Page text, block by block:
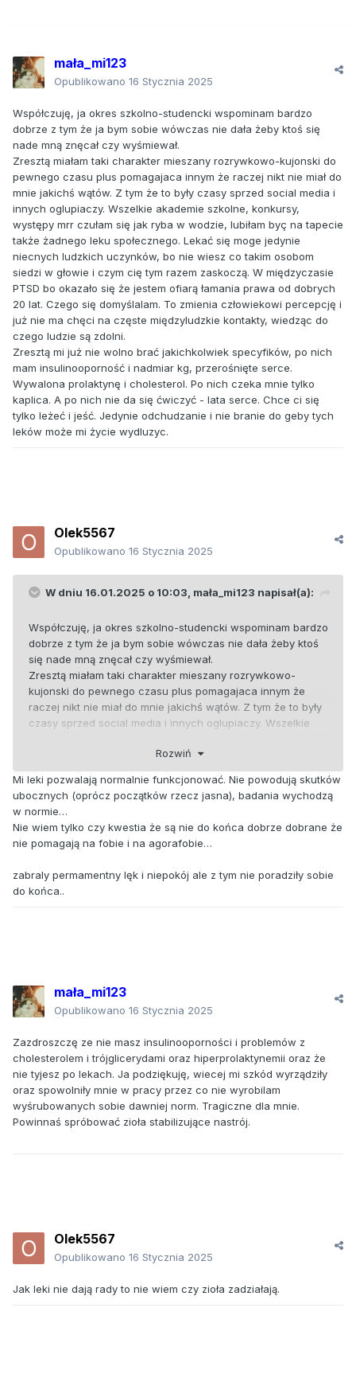
mała_mi123
Opublikowano 16 Stycznia 2025
Współczuję, ja okres szkolno-studencki wspominam bardzo
dobrze z tym że ja bym sobie wówczas nie dała żeby ktoś się
nade mną znęcał czy wyśmiewał.
Zresztą miałam taki charakter mieszany rozrywkowo-kujonski do
pewnego czasu plus pomagajaca innym że raczej nikt nie miał do
mnie jakichś wątów. Z tym że to były czasy sprzed social media i
innych oglupiaczy. Wszelkie akademie szkolne, konkursy,
występy mrr czułam się jak ryba w wodzie, lubiłam byç na tapecie
także żadnego leku społecznego. Lekać się moge jedynie
niecnych ludzkich uczynków, bo nie wiesz co takim osobom
siedzi w głowie i czym cię tym razem zaskoczą. W międzyczasie
PTSD bo okazało się że jestem ofiarą łamania prawa od dobrych
20 lat. Czego się domyślalam. To zmienia człowiekowi percepcję i
już nie ma chęci na częste międzyludzkie kontakty, wiedząc do
czego ludzie są zdolni.
Zresztą mi już nie wolno brać jakichkolwiek specyfików, po nich
mam insulinooporność i nadmiar kg, przerośnięte serce.
Wywalona prolaktynę i cholesterol. Po nich czeka mnie tylko
kaplica. A po nich nie da się ćwiczyć - lata serce. Chce ci się
tylko leżeć i jeść. Jedynie odchudzanie i nie branie do geby tych
leków może mi życie wydluzyc.
Olek5567
Opublikowano 16 Stycznia 2025
W dniu 16.01.2025 o 10:03, mała_mi123 napisał(a):
Współczuję, ja okres szkolno-studencki wspominam bardzo
dobrze z tym że ja bym sobie wówczas nie dała żeby ktoś
się nade mną znęcał czy wyśmiewał.
Zresztą miałam taki charakter mieszany rozrywkowo-
kujonski do pewnego czasu plus pomagajaca innym że
raczej nikt nie miał do mnie jakichś wątów. Z tym że to były
czasy sprzed social media i innych oglupiaczy. Wszelkie
ryba w wodzie, lubiłam byç na tapecie także żadnego leku
społecznego. Lekać się moge jedynie niecnych ludzkich
uczynków, bo nie wiesz co takim osobom siedzi w głowie i
czym cię tym razem zaskoczą. W międzyczasie PTSD bo
okazało się że jestem ofiarą łamania prawa od dobrych 20
lat. Czego się domyślalam. To zmienia człowiekowi
percepcję i już nie ma chęci na częste międzyludzkie
Zresztą mi już nie wolno brać jakichkolwiek specyfików, po
nich mam insulinooporność i nadmiar kg, przerośnięte
Rozwiń
Mi leki pozwalają normalnie funkcjonować. Nie powodują skutków
ubocznych (oprócz początków rzecz jasna), badania wychodzą
w normie…
Nie wiem tylko czy kwestia że są nie do końca dobrze dobrane że
nie pomagają na fobie i na agorafobie…
zabraly permamentny lęk i niepokój ale z tym nie poradziły sobie
do końca..
mała_mi123
Opublikowano 16 Stycznia 2025
Zazdroszczę ze nie masz insulinooporności i problemów z
cholesterolem i trójglicerydami oraz hiperprolaktynemii oraz że
nie tyjesz po lekach. Ja podziękuję, wiecej mi szkód wyrządziły
oraz spowolniły mnie w pracy przez co nie wyrobilam
wyśrubowanych sobie dawniej norm. Tragiczne dla mnie.
Powinnaś spróbować zioła stabilizujące nastrój.
Olek5567
Opublikowano 16 Stycznia 2025
Jak leki nie dają rady to nie wiem czy zioła zadziałają.